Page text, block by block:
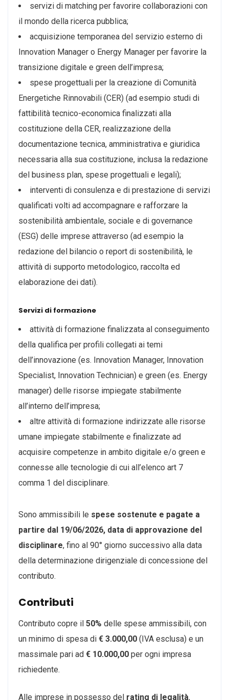
servizi di matching per favorire collaborazioni con
il mondo della ricerca pubblica;
acquisizione temporanea del servizio esterno di
Innovation Manager o Energy Manager per favorire la
transizione digitale e green dell’impresa;
spese progettuali per la creazione di Comunità
Energetiche Rinnovabili (CER) (ad esempio studi di
fattibilità tecnico-economica finalizzati alla
costituzione della CER, realizzazione della
documentazione tecnica, amministrativa e giuridica
necessaria alla sua costituzione, inclusa la redazione
del business plan, spese progettuali e legali);
interventi di consulenza e di prestazione di servizi
qualificati volti ad accompagnare e rafforzare la
sostenibilità ambientale, sociale e di governance
(ESG) delle imprese attraverso (ad esempio la
redazione del bilancio o report di sostenibilità, le
attività di supporto metodologico, raccolta ed
elaborazione dei dati).
Servizi di formazione
attività di formazione finalizzata al conseguimento
della qualifica per profili collegati ai temi
dell’innovazione (es. Innovation Manager, Innovation
Specialist, Innovation Technician) e green (es. Energy
manager) delle risorse impiegate stabilmente
all’interno dell’impresa;
altre attività di formazione indirizzate alle risorse
umane impiegate stabilmente e finalizzate ad
acquisire competenze in ambito digitale e/o green e
connesse alle tecnologie di cui all’elenco art 7
comma 1 del disciplinare.
Sono ammissibili le spese sostenute e pagate a
partire dal 19/06/2026, data di approvazione del
disciplinare, fino al 90° giorno successivo alla data
della determinazione dirigenziale di concessione del
contributo.
Contributi
Contributo copre il 50% delle spese ammissibili, con
un minimo di spesa di € 3.000,00 (IVA esclusa) e un
massimale pari ad € 10.000,00 per ogni impresa
richiedente.
Alle imprese in possesso del rating di legalità,